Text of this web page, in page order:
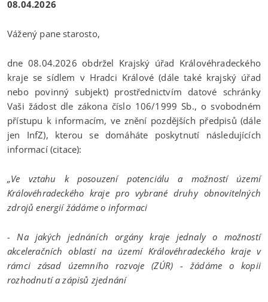
08.04.2026
Vážený pane starosto,
dne 08.04.2026 obdržel Krajský úřad Královéhradeckého
kraje se sídlem v Hradci Králové (dále také krajský úřad
nebo povinný subjekt) prostřednictvím datové schránky
Vaši žádost dle zákona číslo 106/1999 Sb., o svobodném
přístupu k informacím, ve znění pozdějších předpisů (dále
jen InfZ), kterou se domáháte poskytnutí následujících
informací (citace):
„Ve vztahu k posouzení potenciálu a možností území
Královéhradeckého kraje pro vybrané druhy obnovitelných
zdrojů energií žádáme o informaci
- Na jakých jednáních orgány kraje jednaly o možností
akceleračních oblastí na území Královéhradeckého kraje v
rámci zásad územního rozvoje (ZÚR) - žádáme o kopii
rozhodnutí a zápisů zjednání